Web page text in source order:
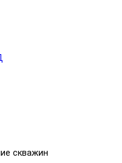
скважин